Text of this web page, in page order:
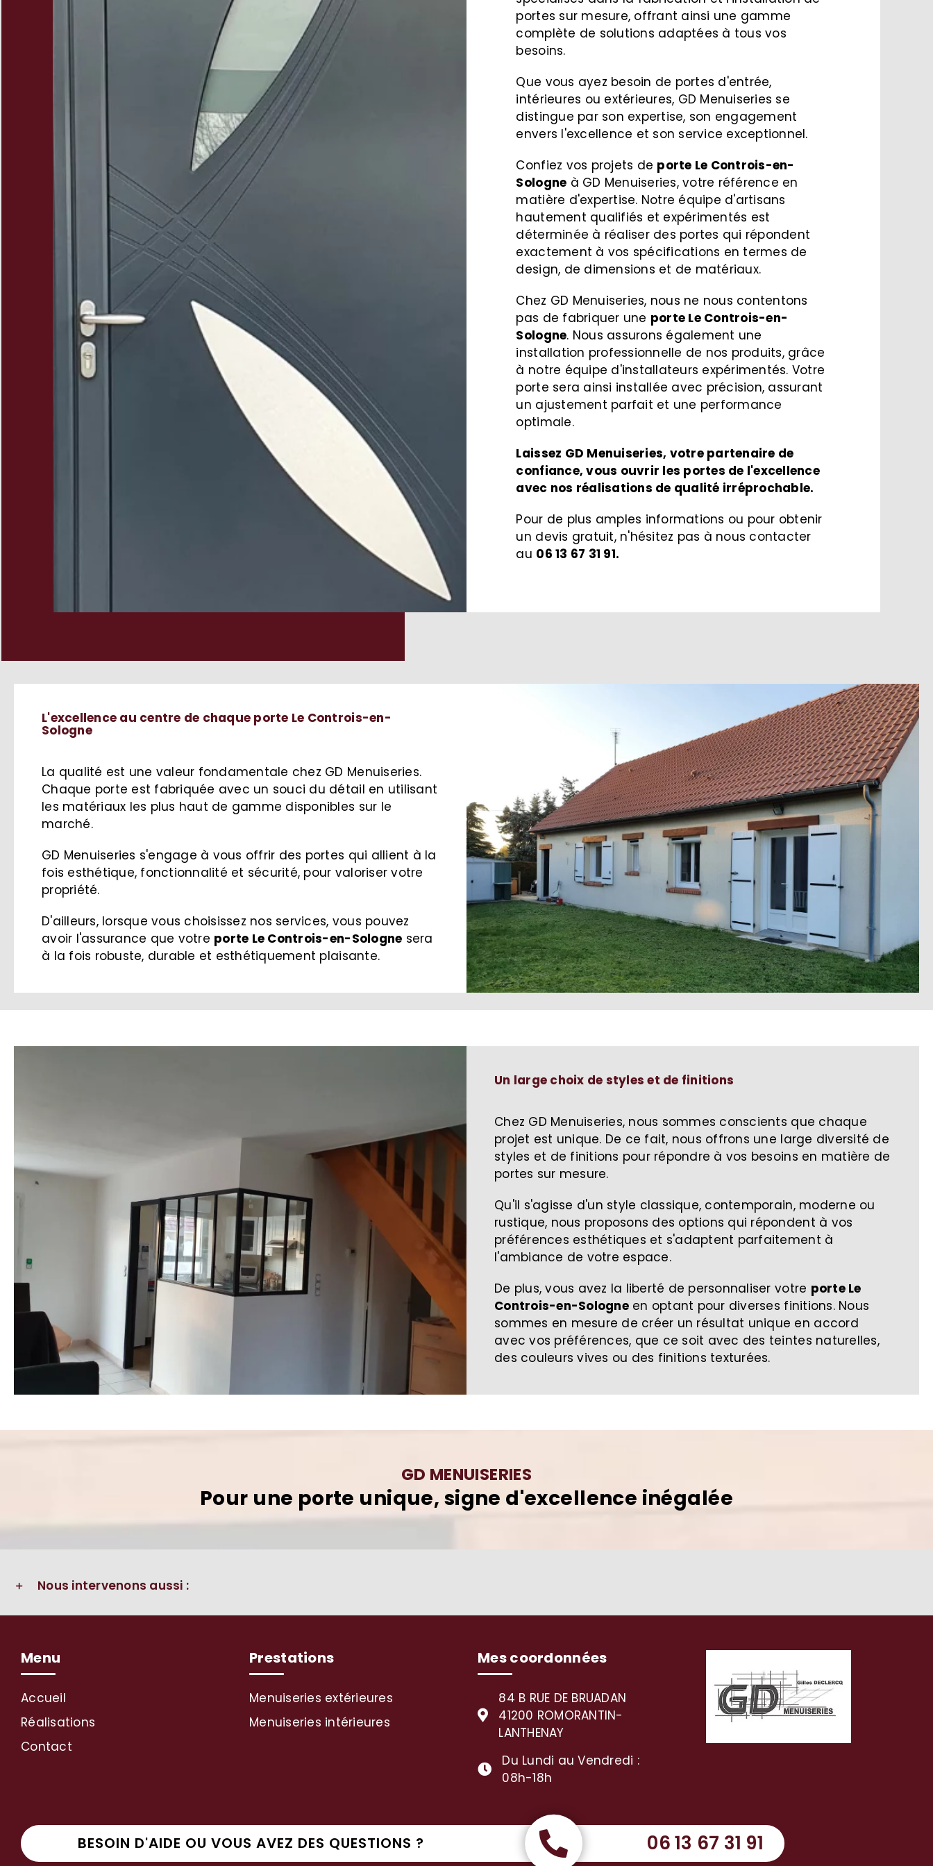
portes sur mesure, offrant ainsi une gamme
complète de solutions adaptées à tous vos
besoins.
Que vous ayez besoin de portes d'entrée,
intérieures ou extérieures, GD Menuiseries se
distingue par son expertise, son engagement
envers l'excellence et son service exceptionnel.
Confiez vos projets de porte Le Controis-en-
Sologne à GD Menuiseries, votre référence en
matière d'expertise. Notre équipe d'artisans
hautement qualifiés et expérimentés est
déterminée à réaliser des portes qui répondent
exactement à vos spécifications en termes de
design, de dimensions et de matériaux.
Chez GD Menuiseries, nous ne nous contentons
pas de fabriquer une porte Le Controis-en-
Sologne. Nous assurons également une
installation professionnelle de nos produits, grâce
à notre équipe d'installateurs expérimentés. Votre
porte sera ainsi installée avec précision, assurant
un ajustement parfait et une performance
optimale.
Laissez GD Menuiseries, votre partenaire de
confiance, vous ouvrir les portes de l'excellence
avec nos réalisations de qualité irréprochable.
Pour de plus amples informations ou pour obtenir
un devis gratuit, n'hésitez pas à nous contacter
au 06 13 67 31 91.
L'excellence au centre de chaque porte Le Controis-en-
Sologne
La qualité est une valeur fondamentale chez GD Menuiseries.
Chaque porte est fabriquée avec un souci du détail en utilisant
les matériaux les plus haut de gamme disponibles sur le
marché.
GD Menuiseries s'engage à vous offrir des portes qui allient à la
fois esthétique, fonctionnalité et sécurité, pour valoriser votre
propriété.
D'ailleurs, lorsque vous choisissez nos services, vous pouvez
avoir l'assurance que votre porte Le Controis-en-Sologne sera
à la fois robuste, durable et esthétiquement plaisante.
Un large choix de styles et de finitions
Chez GD Menuiseries, nous sommes conscients que chaque
projet est unique. De ce fait, nous offrons une large diversité de
styles et de finitions pour répondre à vos besoins en matière de
portes sur mesure.
Qu'il s'agisse d'un style classique, contemporain, moderne ou
rustique, nous proposons des options qui répondent à vos
préférences esthétiques et s'adaptent parfaitement à
l'ambiance de votre espace.
De plus, vous avez la liberté de personnaliser votre porte Le
Controis-en-Sologneen optant pour diverses finitions. Nous
sommes en mesure de créer un résultat unique en accord
avec vos préférences, que ce soit avec des teintes naturelles,
des couleurs vives ou des finitions texturées.
GD MENUISERIES
Pour une porte unique, signe d'excellence inégalée
Nous intervenons aussi :
Menu
Accueil
Réalisations
Contact
Prestations
Menuiseries extérieures
Menuiseries intérieures
Mes coordonnées
84 B RUE DE BRUADAN
41200 ROMORANTIN-
LANTHENAY
Du Lundi au Vendredi :
08h-18h
BESOIN D'AIDE OU VOUS AVEZ DES QUESTIONS ? 06 13 67 31 91